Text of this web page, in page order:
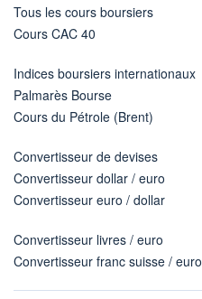
Tous les cours boursiers
Cours CAC 40
Indices boursiers internationaux
Palmarès Bourse
Cours du Pétrole (Brent)
Convertisseur de devises
Convertisseur dollar / euro
Convertisseur euro / dollar
Convertisseur livres / euro
Convertisseur franc suisse / euro